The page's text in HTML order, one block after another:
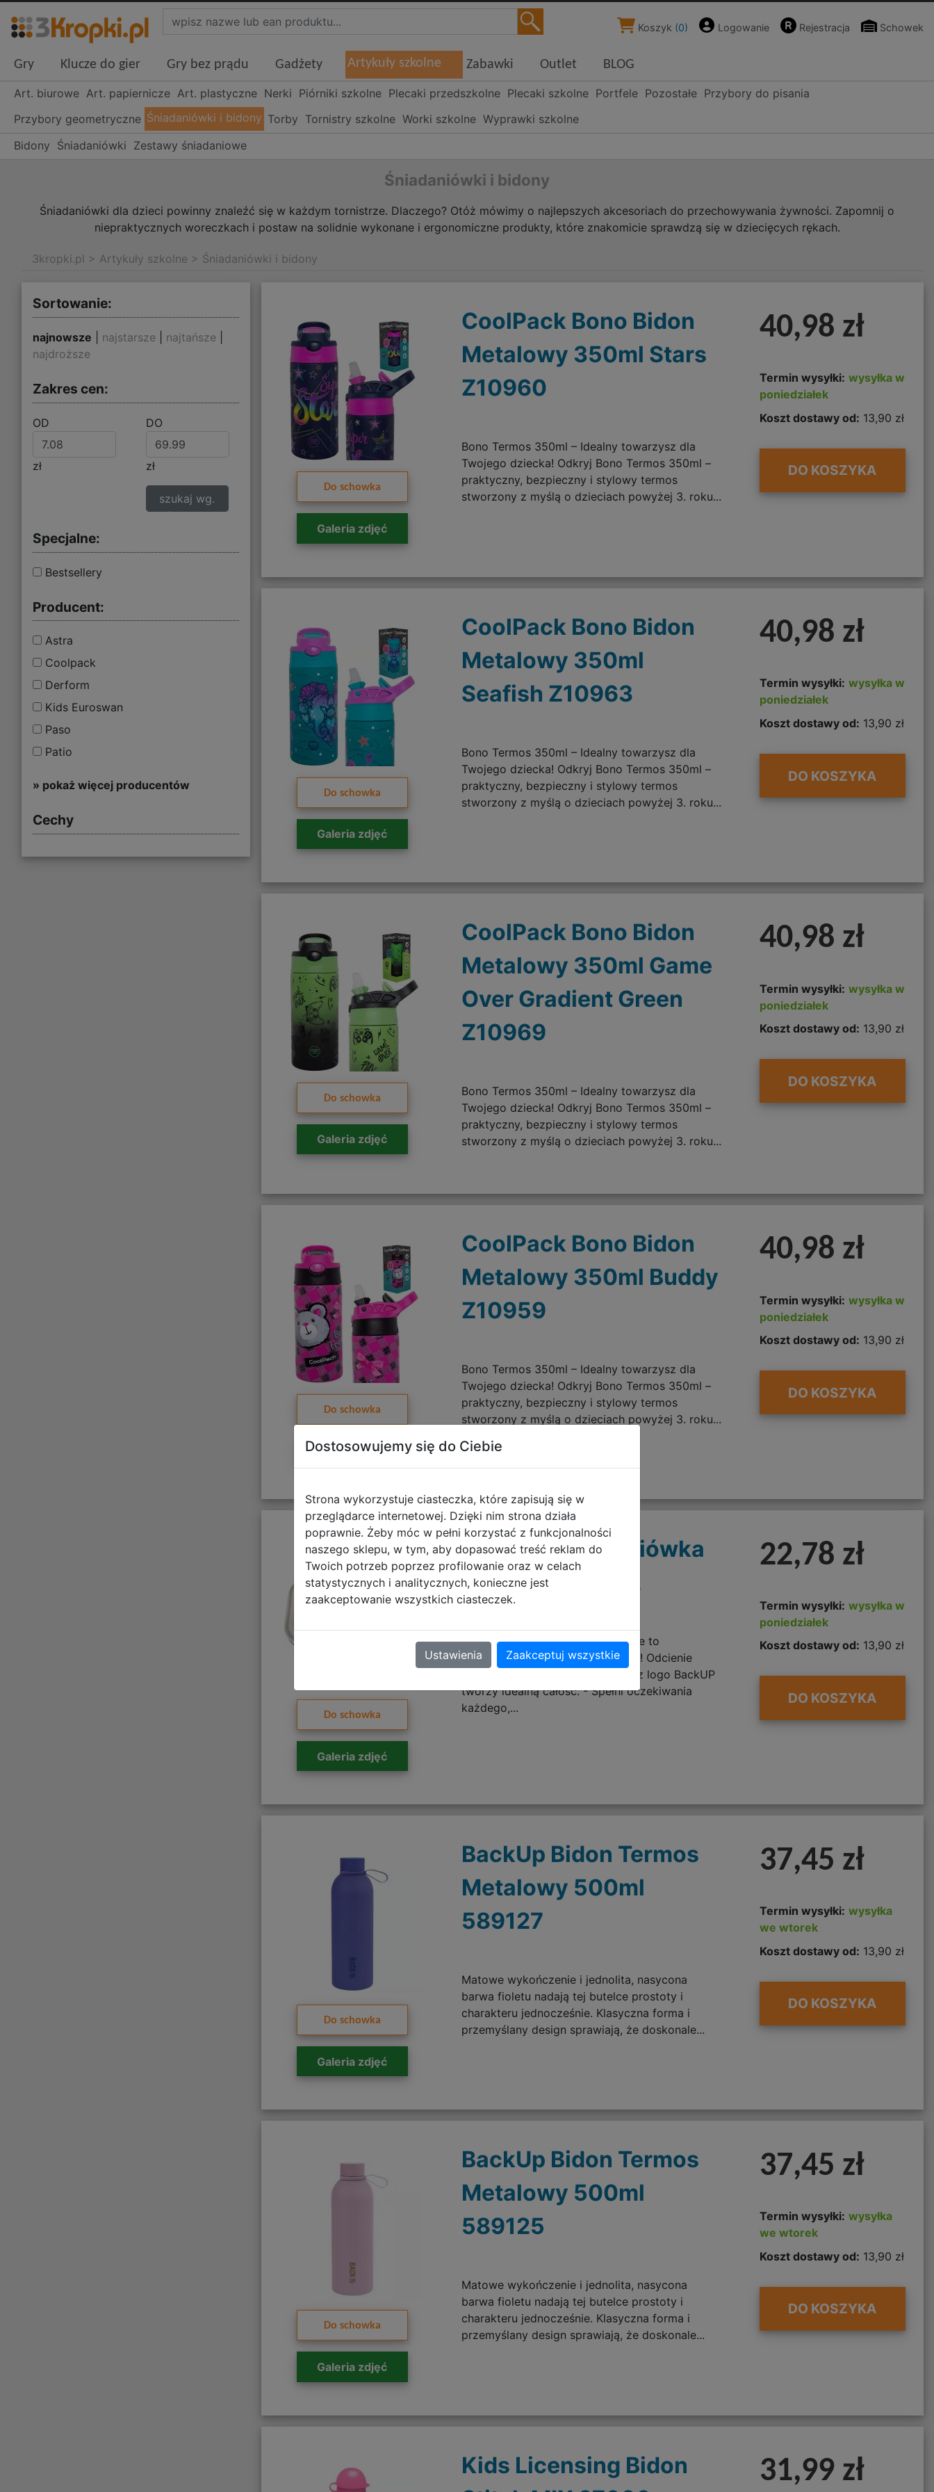
Koszyk (0) Logowanie Rejestracja Schowek
Gry Klucze do gier Gry bez prądu Gadżety Artykuły szkolne Zabawki Outlet BLOG
Art. biurowe Art. papiernicze Art. plastyczne Nerki Piórniki szkolne Plecaki przedszkolne Plecaki szkolne Portfele Pozostałe Przybory do pisania
Przybory geometryczne Śniadaniówki i bidony Torby Tornistry szkolne Worki szkolne Wyprawki szkolne
Bidony Śniadaniówki Zestawy śniadaniowe
Śniadaniówki i bidony
Śniadaniówki dla dzieci powinny znaleźć się w każdym tornistrze. Dlaczego? Otóż mówimy o najlepszych akcesoriach do przechowywania żywności. Zapomnij o
niepraktycznych woreczkach i postaw na solidnie wykonane i ergonomiczne produkty, które znakomicie sprawdzą się w dziecięcych rękach.
3kropki.pl > Artykuły szkolne > Śniadaniówki i bidony
Sortowanie:
najnowsze najstarsze najtańsze
najdroższe
Zakres cen:
OD
zł
DO
zł
szukaj wg.
zakresu cen
Specjalne:
Bestsellery
Producent:
Astra
Coolpack
Derform
Kids Euroswan
Paso
Patio
» pokaż więcej producentów
Cechy
Do schowka
Galeria zdjęć
CoolPack Bono Bidon
Metalowy 350ml Stars
Z10960
Bono Termos 350ml – Idealny towarzysz dla
Twojego dziecka! Odkryj Bono Termos 350ml –
praktyczny, bezpieczny i stylowy termos
stworzony z myślą o dzieciach powyżej 3. roku...
40,98 zł
Termin wysyłki: wysyłka w
poniedziałek
Koszt dostawy od: 13,90 zł
DO KOSZYKA
Do schowka
Galeria zdjęć
CoolPack Bono Bidon
Metalowy 350ml
Seafish Z10963
Bono Termos 350ml – Idealny towarzysz dla
Twojego dziecka! Odkryj Bono Termos 350ml –
praktyczny, bezpieczny i stylowy termos
stworzony z myślą o dzieciach powyżej 3. roku...
40,98 zł
Termin wysyłki: wysyłka w
poniedziałek
Koszt dostawy od: 13,90 zł
DO KOSZYKA
Do schowka
Galeria zdjęć
CoolPack Bono Bidon
Metalowy 350ml Game
Over Gradient Green
Z10969
Bono Termos 350ml – Idealny towarzysz dla
Twojego dziecka! Odkryj Bono Termos 350ml –
praktyczny, bezpieczny i stylowy termos
stworzony z myślą o dzieciach powyżej 3. roku...
40,98 zł
Termin wysyłki: wysyłka w
poniedziałek
Koszt dostawy od: 13,90 zł
DO KOSZYKA
Do schowka
Galeria zdjęć
CoolPack Bono Bidon
Metalowy 350ml Buddy
Z10959
Bono Termos 350ml – Idealny towarzysz dla
Twojego dziecka! Odkryj Bono Termos 350ml –
praktyczny, bezpieczny i stylowy termos
stworzony z myślą o dzieciach powyżej 3. roku...
40,98 zł
Termin wysyłki: wysyłka w
poniedziałek
Koszt dostawy od: 13,90 zł
DO KOSZYKA
Do schowka
Galeria zdjęć
BackUp Śniadaniówka
Beżowa SB8D42
Śniadaniówka w beżowym kolorze to
zdecydowanie strzał w dziesiątkę! Odcienie
beżowe to hit sezonu! Pokrywka z logo BackUP
tworzy idealną całość. - Spełni oczekiwania
każdego,...
22,78 zł
Termin wysyłki: wysyłka w
poniedziałek
Koszt dostawy od: 13,90 zł
DO KOSZYKA
Do schowka
Galeria zdjęć
BackUp Bidon Termos
Metalowy 500ml
589127
Matowe wykończenie i jednolita, nasycona
barwa fioletu nadają tej butelce prostoty i
charakteru jednocześnie. Klasyczna forma i
przemyślany design sprawiają, że doskonale...
37,45 zł
Termin wysyłki: wysyłka
we wtorek
Koszt dostawy od: 13,90 zł
DO KOSZYKA
Do schowka
Galeria zdjęć
BackUp Bidon Termos
Metalowy 500ml
589125
Matowe wykończenie i jednolita, nasycona
barwa fioletu nadają tej butelce prostoty i
charakteru jednocześnie. Klasyczna forma i
przemyślany design sprawiają, że doskonale...
37,45 zł
Termin wysyłki: wysyłka
we wtorek
Koszt dostawy od: 13,90 zł
DO KOSZYKA
Kids Licensing Bidon
31,99 zł
Dostosowujemy się do Ciebie
Strona wykorzystuje ciasteczka, które zapisują się w
przeglądarce internetowej. Dzięki nim strona działa
poprawnie. Żeby móc w pełni korzystać z funkcjonalności
naszego sklepu, w tym, aby dopasować treść reklam do
Twoich potrzeb poprzez profilowanie oraz w celach
statystycznych i analitycznych, konieczne jest
zaakceptowanie wszystkich ciasteczek.
Ustawienia Zaakceptuj wszystkie